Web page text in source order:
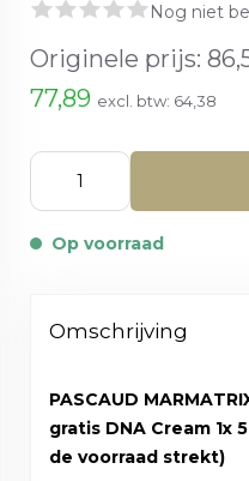
Nog niet
Originele prijs:
77,89 excl. btw: 64,38
Op voorraad
Omschrijving
PASCAUD
gratis DNA Cream 1x
de voorraad strekt)